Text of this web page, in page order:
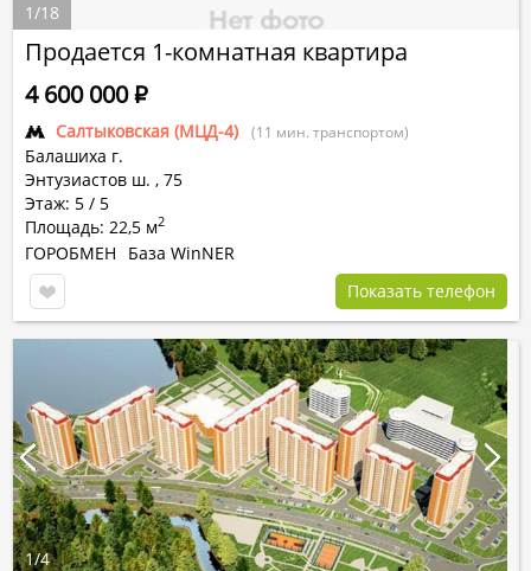
Продается 1-комнатная квартира
Салтыковская (МЦД-4) (11 мин. транспортом)
Балашиха г.
Энтузиастов ш. , 75
Этаж: 5 / 5
Площадь: 22,5 м2
4 600 000Р
ГОРОБМЕН
База WinNER
Показать телефон
1/18
1/4